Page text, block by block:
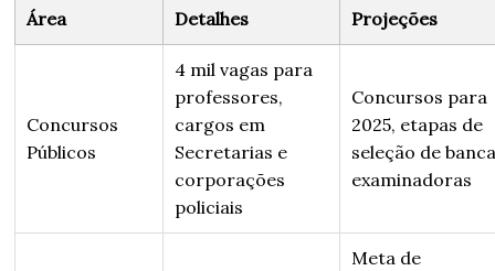
Área Detalhes Projeções
Concursos
Públicos
4 mil vagas para
professores,
cargos em
Secretarias e
corporações
policiais
Concursos para
2025, etapas de
seleção de
examinadoras
Meta de